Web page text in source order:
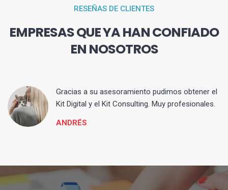
RESEÑAS DE CLIENTES
EMPRESAS QUE YA HAN CONFIADO
EN NOSOTROS
Gracias a su asesoramiento pudimos obtener el
Kit Digital y el Kit Consulting. Muy profesionales.
ANDRÉS